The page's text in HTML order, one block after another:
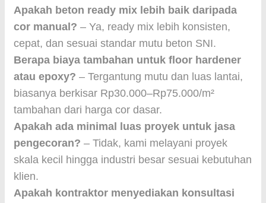
Apakah beton ready mix lebih baik daripada
cor manual? – Ya, ready mix lebih konsisten,
cepat, dan sesuai standar mutu beton SNI.
Berapa biaya tambahan untuk floor hardener
atau epoxy? – Tergantung mutu dan luas lantai,
biasanya berkisar Rp30.000–Rp75.000/m²
tambahan dari harga cor dasar.
Apakah ada minimal luas proyek untuk jasa
pengecoran? – Tidak, kami melayani proyek
skala kecil hingga industri besar sesuai kebutuhan
klien.
Apakah kontraktor menyediakan konsultasi